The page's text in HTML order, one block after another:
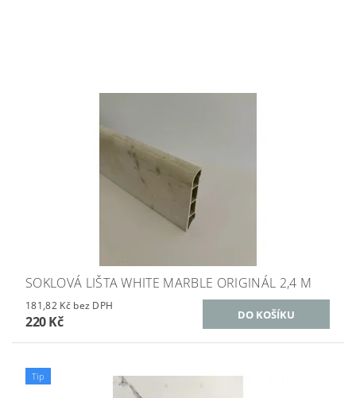
SOKLOVÁ LIŠTA WHITE MARBLE ORIGINÁL 2,4 M
181,82 Kč bez DPH
220 Kč
Tip